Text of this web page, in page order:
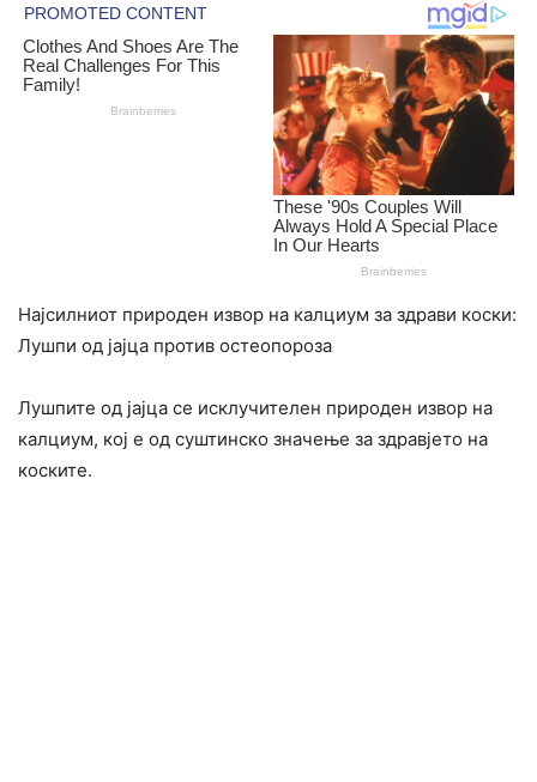
Најсилниот природен извор на калциум за здрави коски:
Лушпи од јајца против остеопороза
Лушпите од јајца се исклучителен природен извор на
калциум, кој е од суштинско значење за здравјето на
коските.